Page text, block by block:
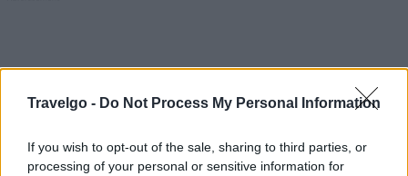
Travelgo - Do Not Process My Personal Information
If you wish to opt-out of the sale, sharing to third parties, or
processing of your personal or sensitive information for